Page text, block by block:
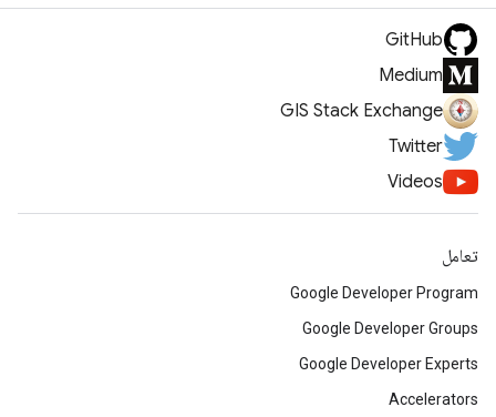
GitHub
Medium
GIS Stack Exchange
Twitter
Videos
تعامل
Google Developer Program
Google Developer Groups
Google Developer Experts
Accelerators